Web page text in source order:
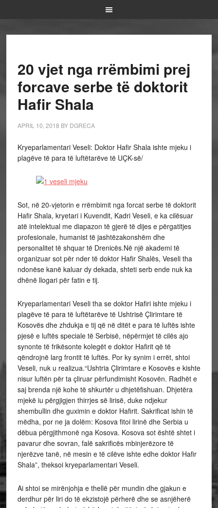
20 vjet nga rrëmbimi prej
forcave serbe të doktorit
Hafir Shala
APRIL 10, 2018 BY DGRECA
Kryeparlamentari Veseli: Doktor Hafir Shala ishte mjeku i
plagëve të para të luftëtarëve të UÇK-së/
Sot, në 20-vjetorin e rrëmbimit nga forcat serbe të doktorit
Hafir Shala, kryetari i Kuvendit, Kadri Veseli, e ka cilësuar
atë intelektual me diapazon të gjerë të dijes e përgatitjes
profesionale, humanist të jashtëzakonshëm dhe
personalitet të shquar të Drenicës.Në një akademi të
organizuar sot për nder të doktor Hafir Shalës, Veseli tha
ndonëse kanë kaluar dy dekada, shteti serb ende nuk ka
dhënë llogari për fatin e tij.
Kryeparlamentari Veseli tha se doktor Hafiri ishte mjeku i
plagëve të para të luftëtarëve të Ushtrisë Çlirimtare të
Kosovës dhe zhdukja e tij që në ditët e para të luftës ishte
pjesë e luftës speciale të Serbisë, nëpërmjet të cilës ajo
synonte të frikësonte kolegët e doktor Hafirit që të
qëndrojnë larg frontit të luftës. Por ky synim i errët, shtoi
Veseli, nuk u realizua.“Ushtria Çlirimtare e Kosovës e kishte
nisur luftën për ta çliruar përfundimisht Kosovën. Radhët e
saj brenda një kohe të shkurtër u dhjetëfishuan. Dhjetëra
mjekë iu përgjigjen thirrjes së lirisë, duke ndjekur
shembullin dhe guximin e doktor Hafirit. Sakrificat ishin të
mëdha, por ne ja dolëm: Kosova fitoi lirinë dhe Serbia u
dëbua përgjithmonë nga Kosova. Kosova sot është shtet i
pavarur dhe sovran, falë sakrificës mbinjerëzore të
njerëzve tanë, në mesin e të cilëve ishte edhe doktor Hafir
Shala”, theksoi kryeparlamentari Veseli.
Ai shtoi se mirënjohja e thellë për mundin dhe gjakun e
derdhur për liri do të ekzistojë përherë dhe se asnjëherë